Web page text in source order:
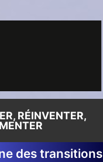
RÉINVENTER,
des transitions